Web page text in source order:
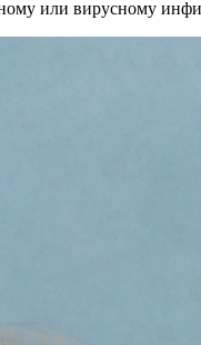
или вирусному